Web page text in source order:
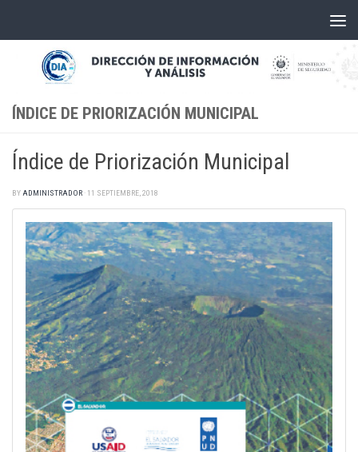
ÍNDICE DE PRIORIZACIÓN MUNICIPAL
Índice de Priorización Municipal
BYADMINISTRADOR · 11 SEPTIEMBRE, 2018